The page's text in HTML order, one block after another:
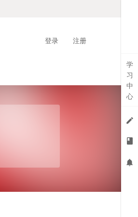
登录 注册
学
习
中
心